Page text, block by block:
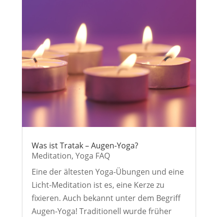
Was ist Tratak – Augen-Yoga?
Meditation, Yoga FAQ
Eine der ältesten Yoga-Übungen und eine
Licht-Meditation ist es, eine Kerze zu
fixieren. Auch bekannt unter dem Begriff
Augen-Yoga! Traditionell wurde früher